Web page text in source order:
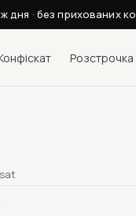
· без прихованих
Розстрочка